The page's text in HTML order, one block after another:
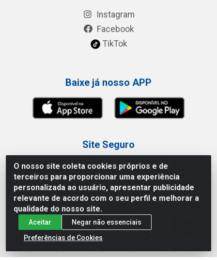
O nosso site coleta cookies próprios e de
terceiros para proporcionar uma experiência
personalizada ao usuário, apresentar publicidade
relevante de acordo com o seu perfil e melhorar a
qualidade do nosso site.
Aceitar
Negar não essenciais
Preferências de Cookies
Instagram
Facebook
TikTok
Baixe já nosso APP
Site Seguro
Loja / Showroom
Tel.: (11) 3227-0546
Av Vautier, 587/597 - Pari - São Paulo/SP